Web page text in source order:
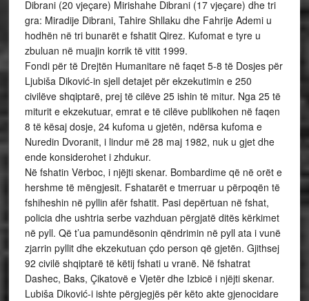
Dibrani (20 vjeçare) Mirishahe Dibrani (17 vjeçare) dhe tri
gra: Miradije Dibrani, Tahire Shllaku dhe Fahrije Ademi u
hodhën në tri bunarët e fshatit Qirez. Kufomat e tyre u
zbuluan në muajin korrik të vitit 1999.
Fondi për të Drejtën Humanitare në faqet 5-8 të Dosjes për
Ljubiša Diković-in sjell detajet për ekzekutimin e 250
civilëve shqiptarë, prej të cilëve 25 ishin të mitur. Nga 25 të
miturit e ekzekutuar, emrat e të cilëve publikohen në faqen
8 të kësaj dosje, 24 kufoma u gjetën, ndërsa kufoma e
Nuredin Dvoranit, i lindur më 28 maj 1982, nuk u gjet dhe
ende konsiderohet i zhdukur.
Në fshatin Vërboc, i njëjti skenar. Bombardime që në orët e
hershme të mëngjesit. Fshatarët e tmerruar u përpoqën të
fshiheshin në pyllin afër fshatit. Pasi depërtuan në fshat,
policia dhe ushtria serbe vazhduan përgjatë ditës kërkimet
në pyll. Që t’ua pamundësonin qëndrimin në pyll ata i vunë
zjarrin pyllit dhe ekzekutuan çdo person që gjetën. Gjithsej
92 civilë shqiptarë të këtij fshati u vranë. Në fshatrat
Dashec, Baks, Çikatovë e Vjetër dhe Izbicë i njëjti skenar.
Lubiša Diković-i ishte përgjegjës për këto akte gjenocidare